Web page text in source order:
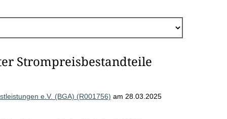
Strompreisbestandteile
e.V. (BGA) (R001756) am 28.03.2025